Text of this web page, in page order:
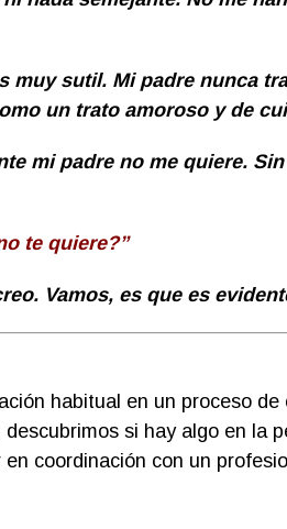
muy sutil. Mi padre nunca
un trato amoroso y de
mi padre no me quiere.
te quiere?”
Vamos, es que es
habitual en un proceso de
si hay algo en la
coordinación con un